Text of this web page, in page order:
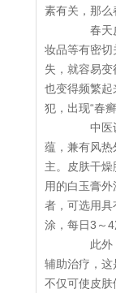
素有关，那么
春天皮
妆品等有密
失，就容易
也变得频繁
犯，出现“春癣
中医认
蕴，兼有风
主。皮肤干
用的白玉膏
者，可选用
涂，每日3～4
此外，
辅助治疗，这
不仅可使皮